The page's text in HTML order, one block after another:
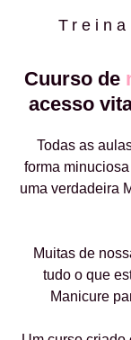
Cuurso de
acesso
Todas as
forma
uma verdadeira
Muitas de
tudo o que
Manicure